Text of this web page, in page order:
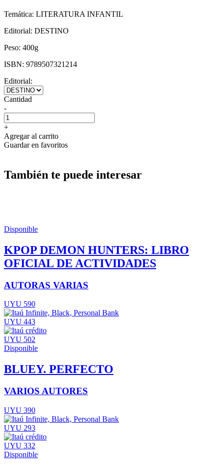
Temática: LITERATURA INFANTIL
Editorial: DESTINO
Peso: 400g
ISBN: 9789507321214
Editorial:
Cantidad
-
+
Agregar al carrito
Guardar en favoritos
También te puede interesar
Disponible
KPOP DEMON HUNTERS: LIBRO
OFICIAL DE ACTIVIDADES
AUTORAS VARIAS
UYU 590
UYU 443
UYU 502
Disponible
BLUEY. PERFECTO
VARIOS AUTORES
UYU 390
UYU 293
UYU 332
Disponible